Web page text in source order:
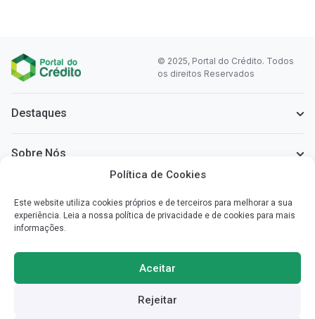
Política de Cookies
Este website utiliza cookies próprios e de terceiros para melhorar a sua
experiência. Leia a nossa política de privacidade e de cookies para mais
informações.
Aceitar
Rejeitar
© 2025, Portal do Crédito. Todos
os direitos Reservados
Destaques
Sobre Nós
Simplificamos a informação que necessita para poder escolher o